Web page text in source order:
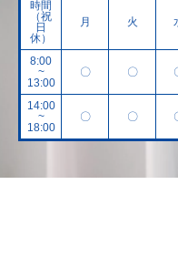
時間
（祝
日
休）
月 火
8:00
~
13:00
〇 〇
14:00
~
18:00
〇 〇